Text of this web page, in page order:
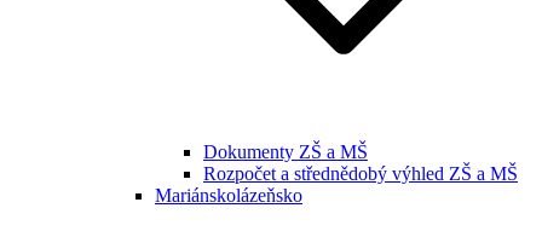
Dokumenty ZŠ a MŠ
Rozpočet a střednědobý výhled ZŠ a MŠ
Mariánskolázeňsko